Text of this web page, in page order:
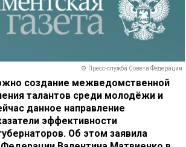
© Пресс-служба Совета Федерации
создание межведомственной
талантов среди молодёжи и
данное направление
эффективности
Об этом заявила